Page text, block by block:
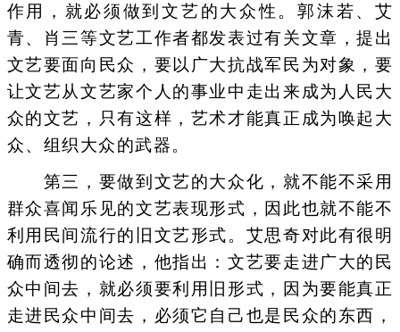
作用，就必须做到文艺的大众性。郭沫若、艾
青、肖三等文艺工作者都发表过有关文章，提出
文艺要面向民众，要以广大抗战军民为对象，要
让文艺从文艺家个人的事业中走出来成为人民大
众的文艺，只有这样，艺术才能真正成为唤起大
众、组织大众的武器。
第三，要做到文艺的大众化，就不能不采用
群众喜闻乐见的文艺表现形式，因此也就不能不
利用民间流行的旧文艺形式。艾思奇对此有很明
确而透彻的论述，他指出：文艺要走进广大的民
众中间去，就必须要利用旧形式，因为要能真正
走进民众中间去，必须它自己也是民众的东西，